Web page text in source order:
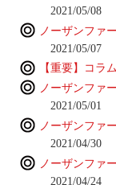
2021/05/08
ノーザンファ
2021/05/07
【重要】コラ
ノーザンファ
2021/05/01
ノーザンファ
2021/04/30
ノーザンファ
2021/04/24